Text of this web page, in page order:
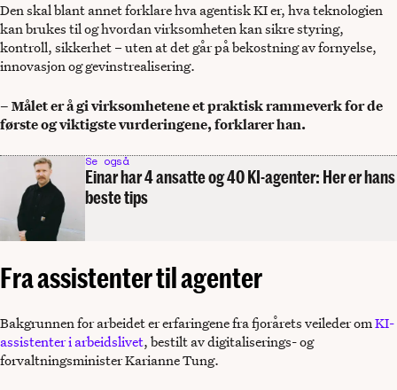
Den skal blant annet forklare hva agentisk KI er, hva teknologien
kan brukes til og hvordan virksomheten kan sikre styring,
kontroll, sikkerhet – uten at det går på bekostning av fornyelse,
innovasjon og gevinstrealisering.
– Målet er å gi virksomhetene et praktisk rammeverk for de
første og viktigste vurderingene, forklarer han.
Se også
Einar har 4 ansatte og 40 KI-agenter: Her er hans
beste tips
Fra assistenter til agenter
Bakgrunnen for arbeidet er erfaringene fra fjorårets veileder omKI-
assistenter i arbeidslivet, bestilt av digitaliserings- og
forvaltningsminister Karianne Tung.